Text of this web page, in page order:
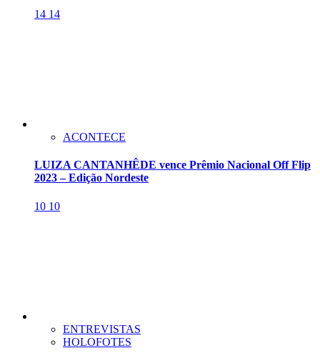
14 14
ACONTECE
LUIZA CANTANHÊDE vence Prêmio Nacional Off Flip
2023 – Edição Nordeste
10 10
ENTREVISTAS
HOLOFOTES